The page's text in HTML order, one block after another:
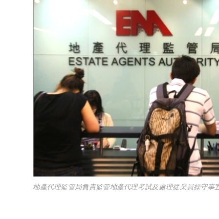
地產代理監管局負責監管地產代理考試及處理從業員操守事